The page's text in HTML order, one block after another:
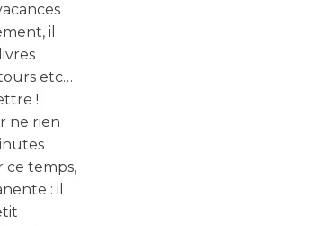
il
etc…
!
ne rien
ce temps,
: il